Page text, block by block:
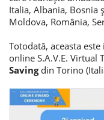
Italia, Albania, Bosnia
Moldova, România,
Totodată, aceasta
online S.A.V.E. Virtual
Savingdin Torino